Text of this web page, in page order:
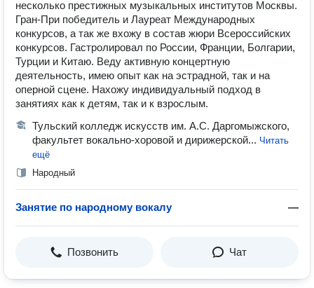
несколько престижных музыкальных институтов Москвы.
Гран-При победитель и Лауреат Международных
конкурсов, а так же вхожу в состав жюри Всероссийских
конкурсов. Гастролировал по России, Франции, Болгарии,
Турции и Китаю. Веду активную концертную
деятельность, имею опыт как на эстрадной, так и на
оперной сцене. Нахожу индивидуальный подход в
занятиях как к детям, так и к взрослым.
Тульский колледж искусств им. А.С. Даргомыжского,
факультет вокально-хоровой и дирижерской... Читать
ещё
Народный
Занятие по народному вокалу —
Позвонить Чат